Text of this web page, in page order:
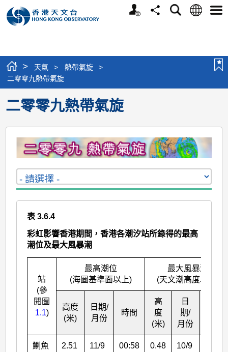
個
分
搜
語
選
> 天氣 > 熱帶氣旋
>
二零零九熱帶氣旋
二零零九熱帶氣旋
表 3.6.4
彩虹影響香港期間，香港各潮汐站所錄得的最高
潮位及最大風暴潮
站
(參
閱圖
1.1)
最高潮位
(海圖基準面以上)
最大風暴潮
(天文潮高度以上)
高度
(米)
日期/
月份
時間
高
度
(米)
日
期/
月份
鰂魚
2.51 11/9 00:58 0.48 10/9